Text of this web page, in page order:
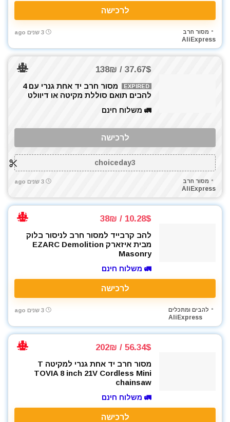
לרכישה
מסור חרב
AliExpress
3 שנים ago
37.67$ / 138₪
EXPIRED
מסור חרב יד אחת גנרי עם 4
להבים תואם סוללת מקיטה או דיוולט
🚛 משלוח חינם
לרכישה
choiceday3
מסור חרב
AliExpress
3 שנים ago
10.28$ / 38₪
להב קרבייד למסור חרב לניסור בלוק
מבית איזארק EZARC Demolition
Masonry
🚛 משלוח חינם
לרכישה
להבים ומתכלים
AliExpress
3 שנים ago
56.34$ / 202₪
מסור חרב יד אחת גנרי למקיטה T
TOVIA 8 inch 21V Cordless Mini
chainsaw
🚛 משלוח חינם
לרכישה